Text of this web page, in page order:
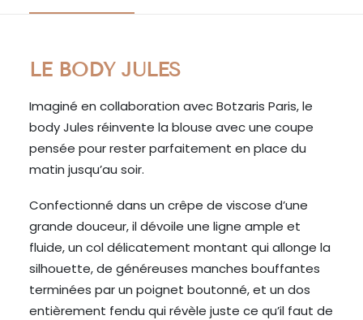
LE BODY JULES
Imaginé en collaboration avec Botzaris Paris, le
body Jules réinvente la blouse avec une coupe
pensée pour rester parfaitement en place du
matin jusqu’au soir.
Confectionné dans un crêpe de viscose d’une
grande douceur, il dévoile une ligne ample et
fluide, un col délicatement montant qui allonge la
silhouette, de généreuses manches bouffantes
terminées par un poignet boutonné, et un dos
entièrement fendu qui révèle juste ce qu’il faut de